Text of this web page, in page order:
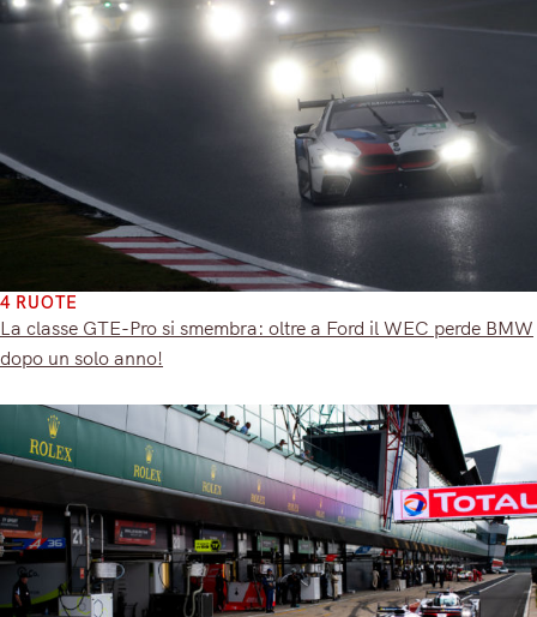
4 RUOTE
La classe GTE-Pro si smembra: oltre a Ford il WEC perde BMW
dopo un solo anno!